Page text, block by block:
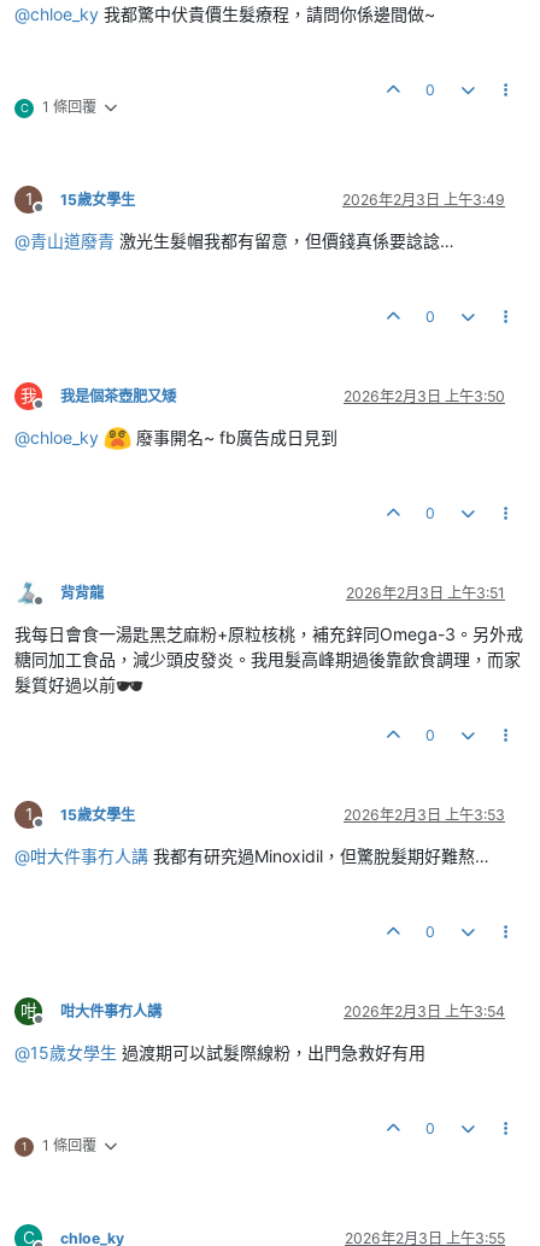
@chloe_ky 我都驚中伏貴價生髮療程，請問你係邊間做~
C 1 條回覆
0
1
離線
15歲女學生 2026年2月3日 上午3:49
@青山道廢青 激光生髮帽我都有留意，但價錢真係要諗諗…
0
我
離線
我是個茶壺肥又矮 2026年2月3日 上午3:50
@chloe_ky 廢事開名~ fb廣告成日見到
0
離線
背背龍 2026年2月3日 上午3:51
我每日會食一湯匙黑芝麻粉+原粒核桃，補充鋅同Omega-3。另外戒
糖同加工食品，減少頭皮發炎。我甩髮高峰期過後靠飲食調理，而家
髮質好過以前
0
1
離線
15歲女學生 2026年2月3日 上午3:53
@咁大件事冇人講 我都有研究過Minoxidil，但驚脫髮期好難熬…
0
咁
離線
咁大件事冇人講 2026年2月3日 上午3:54
@15歲女學生 過渡期可以試髮際線粉，出門急救好有用
1 1 條回覆
0
C chloe_ky 2026年2月3日 上午3:55